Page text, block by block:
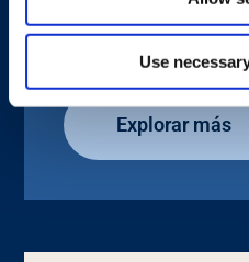
Use
Limitador de carga
de plataformas de
Explorar más